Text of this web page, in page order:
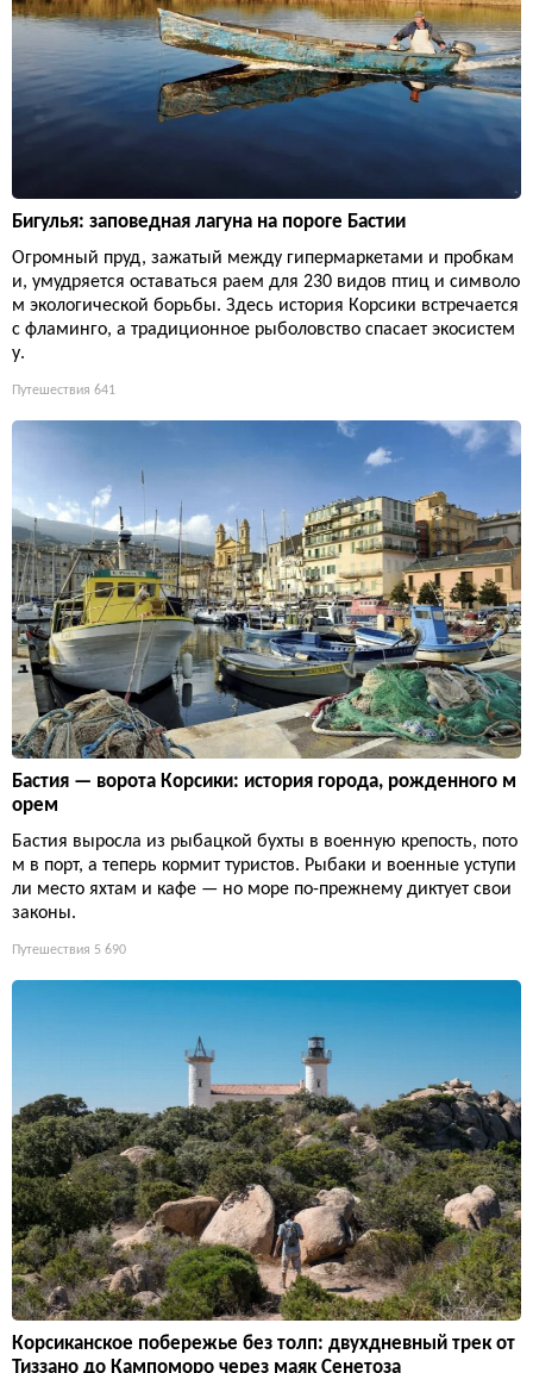
Бигулья: заповедная лагуна на пороге Бастии
Огромный пруд, зажатый между гипермаркетами и пробкам
и, умудряется оставаться раем для 230 видов птиц и символо
м экологической борьбы. Здесь история Корсики встречается
с фламинго, а традиционное рыболовство спасает экосистем
у.
Путешествия 641
Бастия — ворота Корсики: история города, рожденного м
орем
Бастия выросла из рыбацкой бухты в военную крепость, пото
м в порт, а теперь кормит туристов. Рыбаки и военные уступи
ли место яхтам и кафе — но море по-прежнему диктует свои
законы.
Путешествия 5 690
Корсиканское побережье без толп: двухдневный трек от
Тиззано до Кампоморо через маяк Сенетоза